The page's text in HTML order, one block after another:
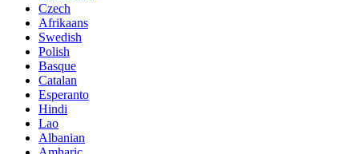
Czech
Afrikaans
Swedish
Polish
Basque
Catalan
Esperanto
Hindi
Lao
Albanian